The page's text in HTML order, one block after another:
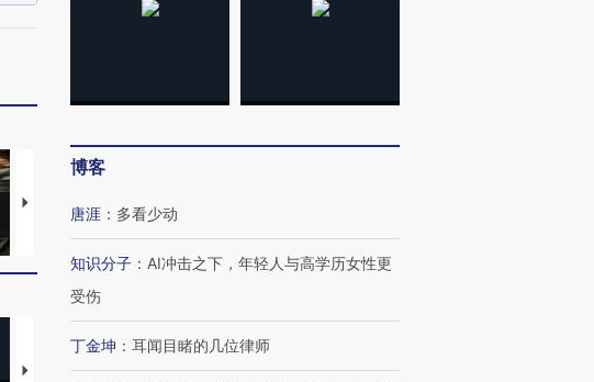
马航飞行员跨国走私7万
粒摇头丸 尿检体内含3种
育部长拱下台
飞地休达
【推广】走进第四届链博
【商旅对话】华住集团
博客
唐涯 ： 多看少动
知识分子 ： AI冲击之下，年轻人与高学历女性更
受伤
丁金坤 ： 耳闻目睹的几位律师